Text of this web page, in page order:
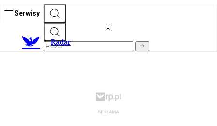
Serwisy
Radar